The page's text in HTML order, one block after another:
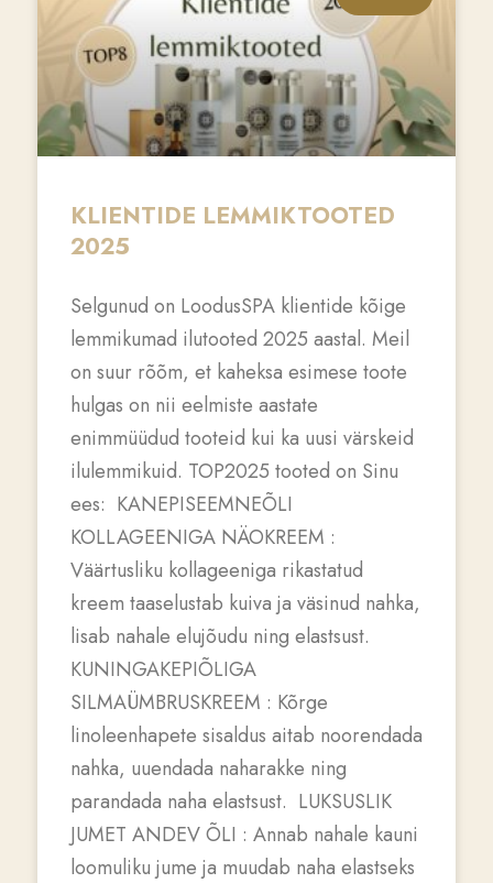
KLIENTIDE LEMMIKTOOTED
2025
Selgunud on LoodusSPA klientide kõige
lemmikumad ilutooted 2025 aastal. Meil
on suur rõõm, et kaheksa esimese toote
hulgas on nii eelmiste aastate
enimmüüdud tooteid kui ka uusi värskeid
ilulemmikuid. TOP2025 tooted on Sinu
ees: KANEPISEEMNEÕLI
KOLLAGEENIGA NÄOKREEM :
Väärtusliku kollageeniga rikastatud
kreem taaselustab kuiva ja väsinud nahka,
lisab nahale elujõudu ning elastsust.
KUNINGAKEPIÕLIGA
SILMAÜMBRUSKREEM : Kõrge
linoleenhapete sisaldus aitab noorendada
nahka, uuendada naharakke ning
parandada naha elastsust. LUKSUSLIK
JUMET ANDEV ÕLI : Annab nahale kauni
loomuliku jume ja muudab naha elastseks